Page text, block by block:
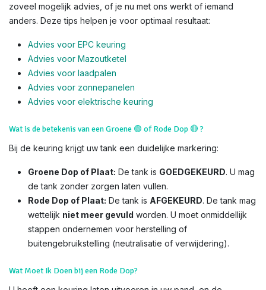
zoveel mogelijk advies, of je nu met ons werkt of iemand
anders. Deze tips helpen je voor optimaal resultaat:
Advies voor EPC keuring
Advies voor Mazoutketel
Advies voor laadpalen
Advies voor zonnepanelen
Advies voor elektrische keuring
Wat is de betekenis van een Groene 🟢 of Rode Dop🔴?
Bij de keuring krijgt uw tank een duidelijke markering:
Groene Dop of Plaat: De tank is GOEDGEKEURD. U mag
de tank zonder zorgen laten vullen.
Rode Dop of Plaat: De tank is AFGEKEURD. De tank mag
wettelijk niet meer gevuld worden. U moet onmiddellijk
stappen ondernemen voor herstelling of
buitengebruikstelling (neutralisatie of verwijdering).
Wat Moet Ik Doen bij een Rode Dop?